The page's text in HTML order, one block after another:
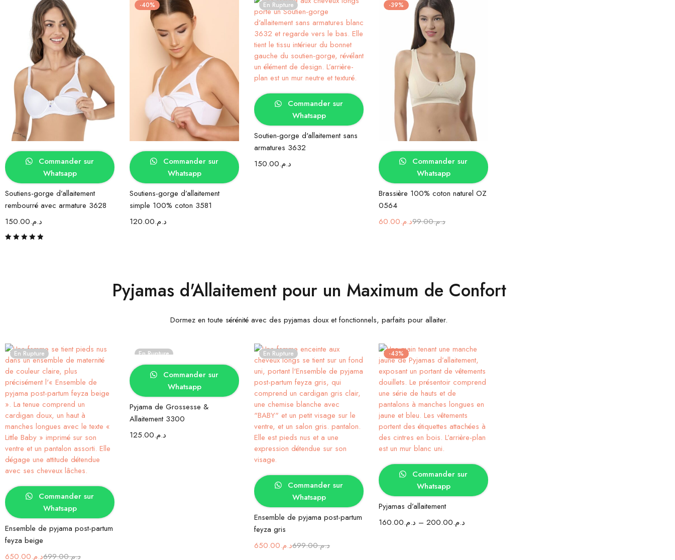
Choix des options
Commander sur
Whatsapp
Soutiens-gorge d’allaitement
rembourré avec armature 3628
د.م.150.00
-40%
Choix des options
Commander sur
Whatsapp
Soutiens-gorge d’allaitement
simple 100% coton 3581
د.م.120.00
En Rupture
Choix des options
Commander sur
Whatsapp
Soutien-gorge d'allaitement sans
armatures 3632
د.م.150.00
-39%
Choix des options
Commander sur
Whatsapp
Brassière 100% coton naturel OZ
0564
د.م.99.00د.م.60.00
Pyjamas d'Allaitement pour un Maximum de Confort
Dormez en toute sérénité avec des pyjamas doux et fonctionnels, parfaits pour allaiter.
En Rupture
Choix des options
Commander sur
Whatsapp
Ensemble de pyjama post-partum
feyza beige
د.م.699.00د.م.650.00
En Rupture
Choix des options
Commander sur
Whatsapp
Pyjama de Grossesse &
Allaitement 3300
د.م.125.00
En Rupture
Choix des options
Commander sur
Whatsapp
Ensemble de pyjama post-partum
feyza gris
د.م.699.00د.م.650.00
-43%
Choix des options
Commander sur
Whatsapp
Pyjamas d’allaitement
د.م.160.00 – د.م.200.00